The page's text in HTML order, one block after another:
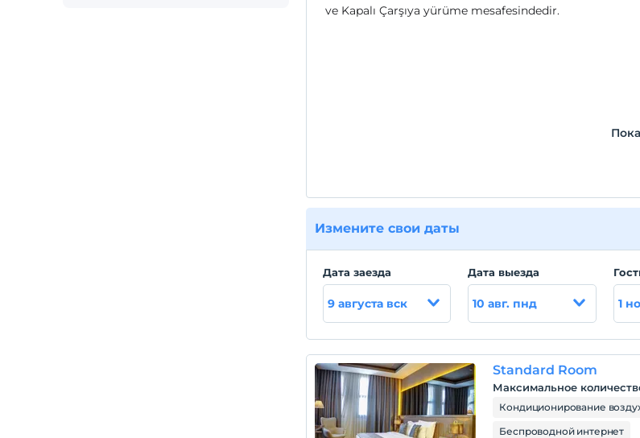
ve Kapalı Çarşıya yürüme mesafesindedir.
Измените свои даты
Дата заезда
9 августа вск
Дата выезда
10 авг. пнд 1
Standard Room
Максимальное
Кондиционирование
Беспроводной интернет